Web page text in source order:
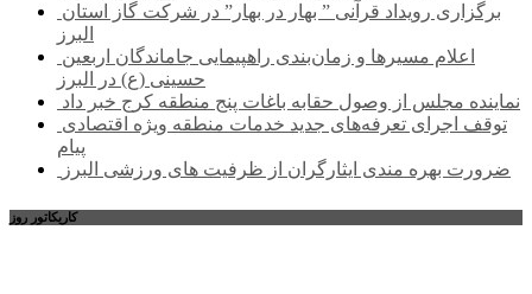
البرز
حسینی (ع) در البرز
نماینده مجلس از وصول حقابه باغات پنج منطقه کرج خبر داد
پیام
ضرورت بهره مندی ایثارگران از ظرفیت های ورزشی البرز
کاریکاتور روز